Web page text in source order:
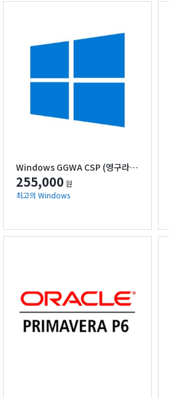
Windows GGWA CSP (영구라이선스)
255,000 원
최고의 Windows